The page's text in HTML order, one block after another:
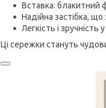
Вставка: блакитний
Надійна застібка,
Легкість і зручність у
Ці сережки стануть